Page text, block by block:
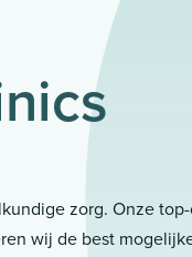
zorg. Onze
wij de best